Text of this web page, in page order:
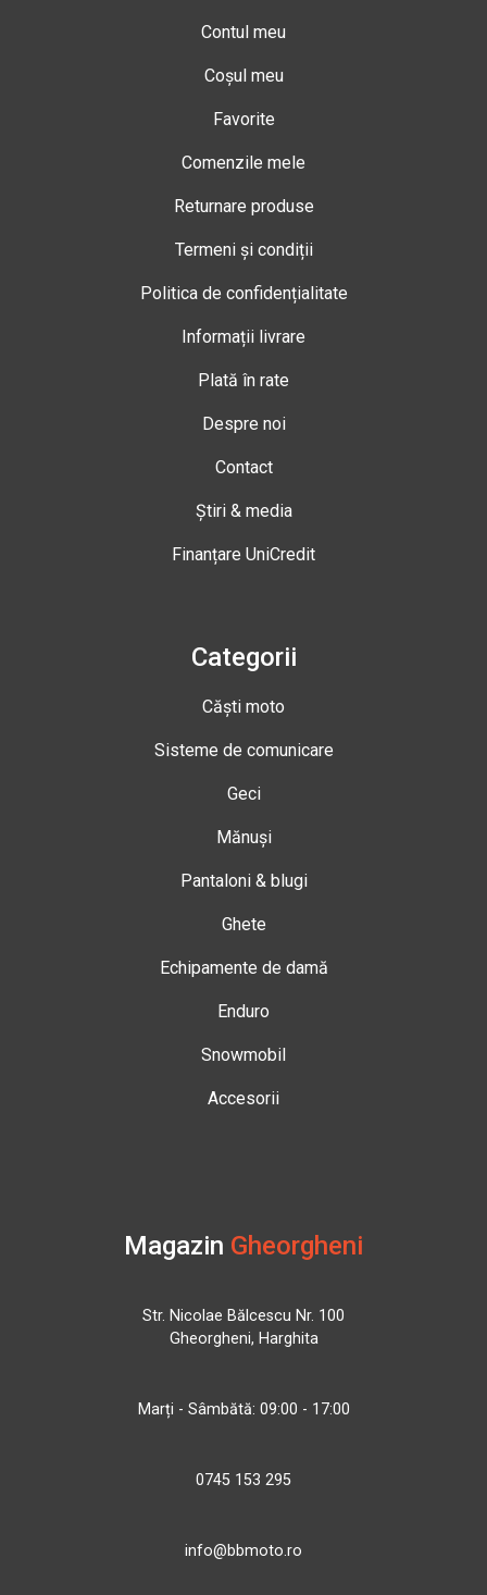
Contul meu
Coșul meu
Favorite
Comenzile mele
Returnare produse
Termeni și condiții
Politica de confidențialitate
Informații livrare
Plată în rate
Despre noi
Contact
Știri & media
Finanțare UniCredit
Categorii
Căști moto
Sisteme de comunicare
Geci
Mănuși
Pantaloni & blugi
Ghete
Echipamente de damă
Enduro
Snowmobil
Accesorii
Magazin Gheorgheni
Str. Nicolae Bălcescu Nr. 100
Gheorgheni, Harghita
Marți - Sâmbătă: 09:00 - 17:00
0745 153 295
info@bbmoto.ro